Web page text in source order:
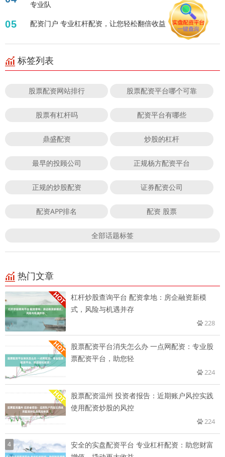
专业队
05 配资门户 专业杠杆配资，让您轻松翻倍收益
标签列表
股票配资网站排行 股票配资平台哪个可靠
股票有杠杆吗 配资平台有哪些
鼎盛配资 炒股的杠杆
最早的投顾公司 正规杨方配资平台
正规的炒股配资 证券配资公司
配资APP排名 配资 股票
全部话题标签
热门文章
杠杆炒股查询平台 配资拿地：房企融资新模
式，风险与机遇并存
228
股票配资平台消失怎么办 一点网配资：专业股
票配资平台，助您轻
224
股票配资温州 投资者报告：近期账户风控实践
使用配资炒股的风控
224
4
安全的实盘配资平台 专业杠杆配资：助您财富